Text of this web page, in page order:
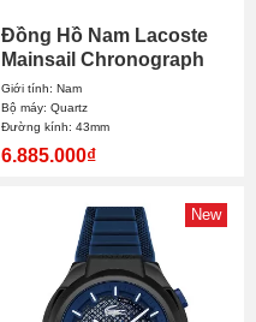
Đồng Hồ Nam Lacoste
Mainsail Chronograph
2011360 43mm
Giới tính: Nam
Bộ máy: Quartz
Đường kính: 43mm
6.885.000₫
New